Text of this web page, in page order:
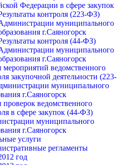
Федерации в сфере закупок
контроля (223-ФЗ)
муниципального
г.Саяногорск
контроля (44-ФЗ)
муниципального
г.Саяногорск
ведомственного
закупочной деятельности (223-
муниципального
г.Саяногорск
ведомственного
в сфере закупок (44-ФЗ)
муниципального
г.Саяногорск
услуги
регламенты
год